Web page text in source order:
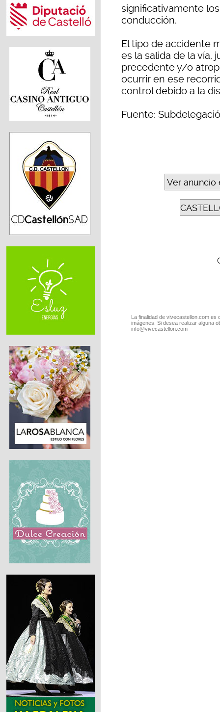
significativamente
conducción.
El tipo de accidente
es la salida de la vía,
precedente y/o
ocurrir en ese
control debido a la
Fuente:
Ver anuncio
La finalidad de vivecastellon.com
imágenes. Si desea realizar alguna
info@vivecastellon.com